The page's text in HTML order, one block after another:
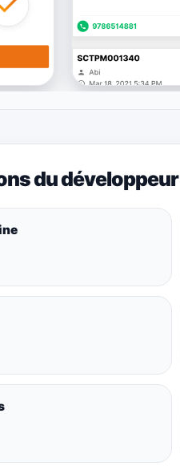
du développeur